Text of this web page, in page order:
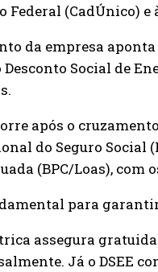
Federal (CadÚnico)
da empresa
Social de
após o
do Seguro Social
(BPC/Loas),
para
assegura
Já o DSEE